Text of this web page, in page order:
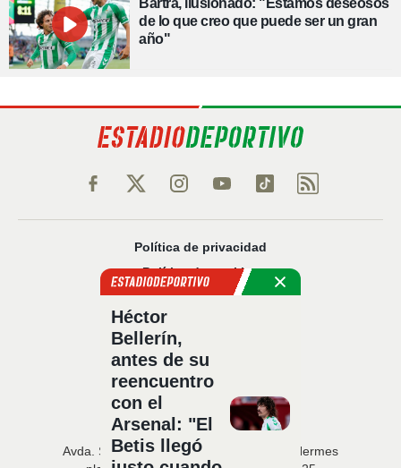
Bartra, ilusionado: "Estamos deseosos
de lo que creo que puede ser un gran
año"
Política de privacidad
Política de cookies
Política Comercial
Configuración de privacidad
Sobre nosotros
Código Ético
Avda. San Francisco Javier, 22 · Edificio Hermes
Héctor
Bellerín,
antes de su
reencuentro
con el
Arsenal: "El
Betis llegó